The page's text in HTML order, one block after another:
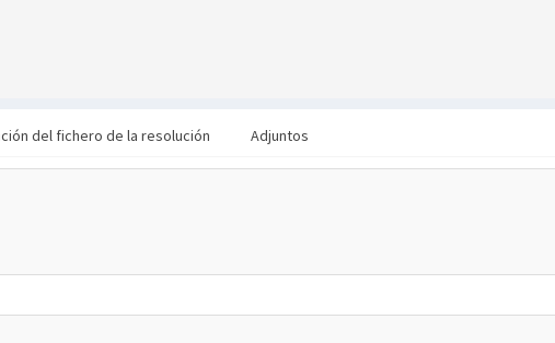
del fichero de la resolución Adjuntos